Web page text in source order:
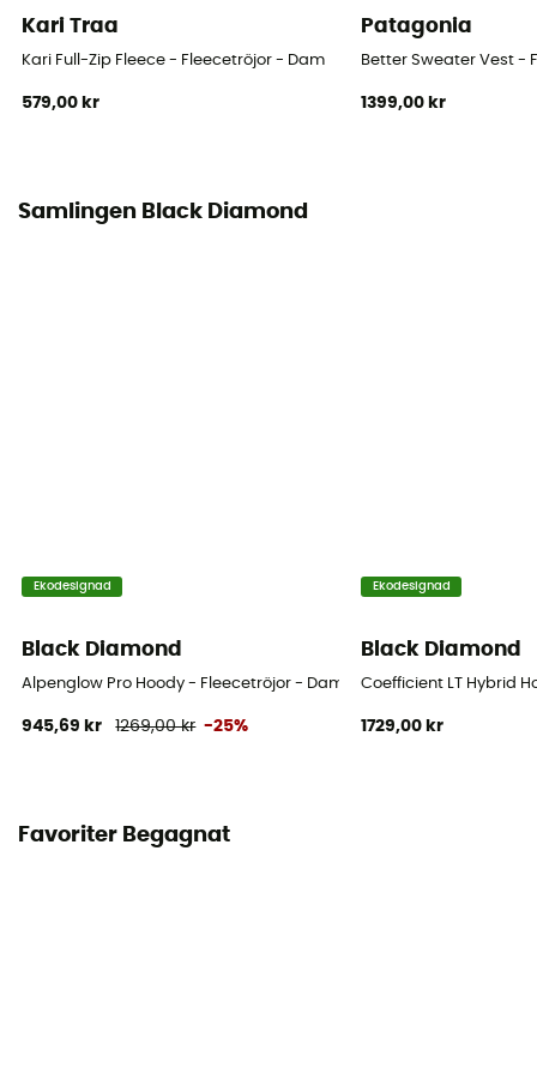
Kari Traa
Kari Full-Zip Fleece - Fleecetröjor - Dam
579,00 kr
Patagonia
Better Sweater Vest -
1399,00 kr
Samlingen Black Diamond
Ekodesignad
Black Diamond
Alpenglow Pro Hoody - Fleecetröjor - Dam
945,69 kr 1269,00 kr -25%
Ekodesignad
Black Diamond
Coefficient LT Hybrid
1729,00 kr
Favoriter Begagnat